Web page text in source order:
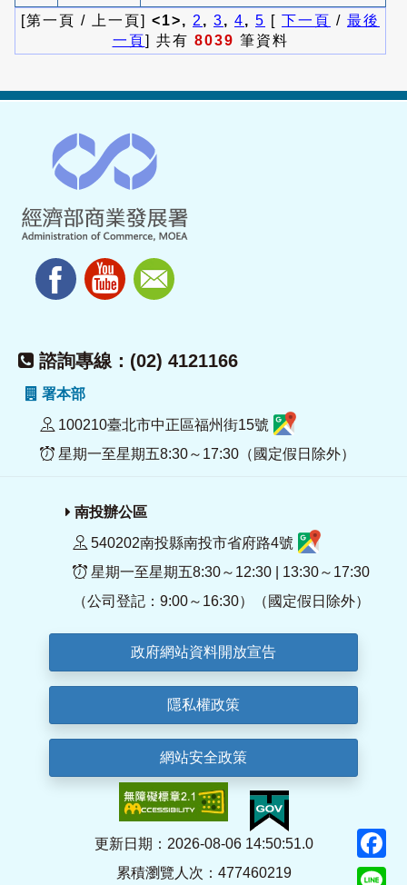
[第一頁 / 上一頁] <1>, 2 , 3, 4, 5 [ 下一頁 / 最後
一頁] 共有 8039 筆資料
諮詢專線：(02) 4121166
署本部
100210臺北市中正區福州街15號
星期一至星期五8:30～17:30（國定假日除外）
南投辦公區
540202南投縣南投市省府路4號
星期一至星期五8:30～12:30 | 13:30～17:30
（公司登記：9:00～16:30）（國定假日除外）
政府網站資料開放宣告
隱私權政策
網站安全政策
更新日期：2026-08-06 14:50:51.0
累積瀏覽人次：477460219